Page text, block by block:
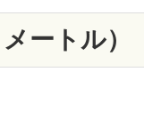
ートル）